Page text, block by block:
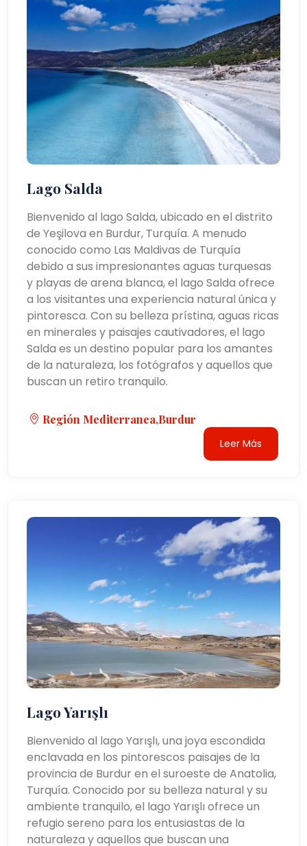
Lago Salda
Bienvenido al lago Salda, ubicado en el distrito
de Yeşilova en Burdur, Turquía. A menudo
conocido como Las Maldivas de Turquía
debido a sus impresionantes aguas turquesas
y playas de arena blanca, el lago Salda ofrece
a los visitantes una experiencia natural única y
pintoresca. Con su belleza prístina, aguas ricas
en minerales y paisajes cautivadores, el lago
Salda es un destino popular para los amantes
de la naturaleza, los fotógrafos y aquellos que
buscan un retiro tranquilo.
Región Mediterranea,burdur
Leer Más
Lago Yarışlı
Bienvenido al lago Yarışlı, una joya escondida
enclavada en los pintorescos paisajes de la
provincia de Burdur en el suroeste de Anatolia,
Turquía. Conocido por su belleza natural y su
ambiente tranquilo, el lago Yarışlı ofrece un
refugio sereno para los entusiastas de la
naturaleza y aquellos que buscan una